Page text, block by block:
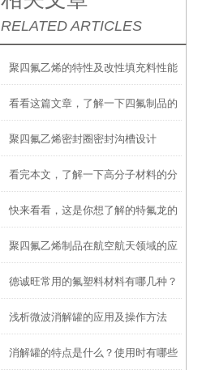
RELATED ARTICLES
聚四氟乙烯的特性及改性填充料性能
看看这篇文章，了解一下四氟制品的
应用
聚四氟乙烯密封圈密封沟槽设计
看完本文，了解一下高分子材料的分
类
快来看看，这是你想了解的特氟龙的
应用范围吗？
聚四氟乙烯制品在航空航天领域的应
用
德诚旺常用的氟塑料材料有哪几种？
浅析微波消解罐的应用及操作方法
消解罐的特点是什么？使用时有哪些